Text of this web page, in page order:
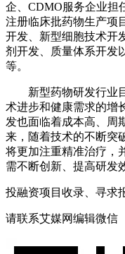
企、CDMO服务企业担
注册临床批药物生产项
开发、新型细胞技术开
剂开发、质量体系开发
等。
新型药物研发行业目
术进步和健康需求的增
发也面临着成本高、周
来，随着技术的不断突
将更加注重精准治疗，
需不断创新、提高研发
投融资项目收录、寻求
请联系艾媒网编辑微信